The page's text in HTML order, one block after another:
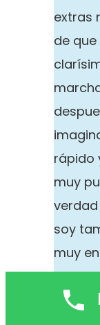
extras
de
rápido
muy
soy
muy